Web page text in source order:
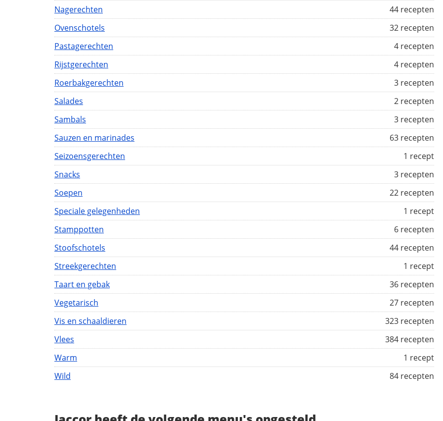
44 recepten
Nagerechten
32 recepten
Ovenschotels
4 recepten
Pastagerechten
4 recepten
Rijstgerechten
3 recepten
Roerbakgerechten
2 recepten
Salades
3 recepten
Sambals
63 recepten
Sauzen en marinades
1 recept
Seizoensgerechten
3 recepten
Snacks
22 recepten
Soepen
1 recept
Speciale gelegenheden
6 recepten
Stamppotten
44 recepten
Stoofschotels
1 recept
Streekgerechten
36 recepten
Taart en gebak
27 recepten
Vegetarisch
323 recepten
Vis en schaaldieren
384 recepten
Vlees
1 recept
Warm
84 recepten
Wild